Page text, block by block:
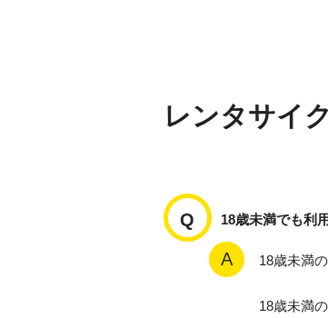
レンタサイ
18歳未満でも利
18歳未満
18歳未満